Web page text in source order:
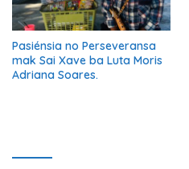
Pasiénsia no Perseveransa
mak Sai Xave ba Luta Moris
Adriana Soares.